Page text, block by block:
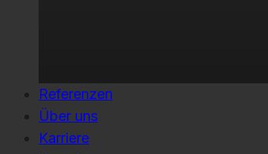
Referenzen
Über uns
Karriere